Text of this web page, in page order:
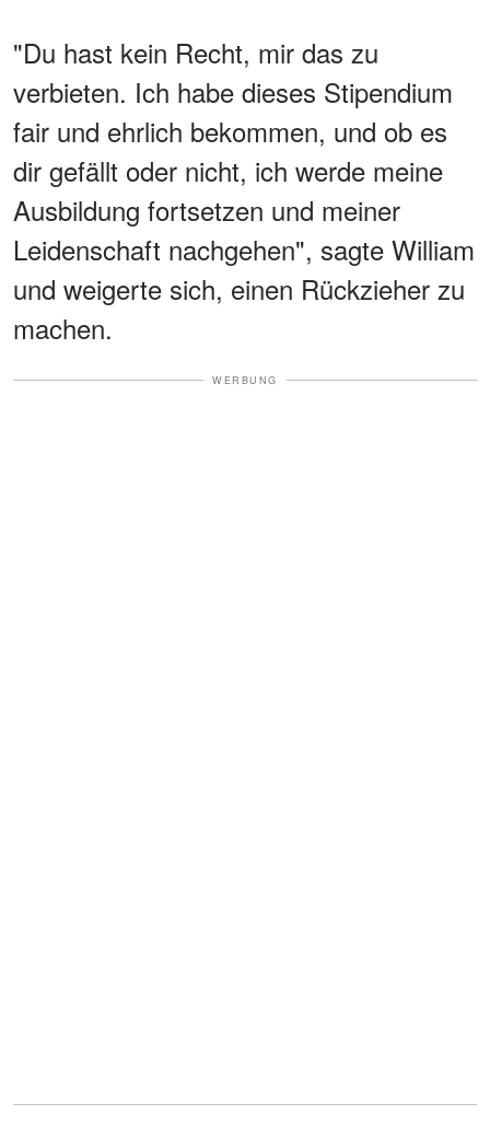
"Du hast kein Recht, mir das zu
verbieten. Ich habe dieses Stipendium
fair und ehrlich bekommen, und ob es
dir gefällt oder nicht, ich werde meine
Ausbildung fortsetzen und meiner
Leidenschaft nachgehen", sagte William
und weigerte sich, einen Rückzieher zu
machen.
WERBUNG